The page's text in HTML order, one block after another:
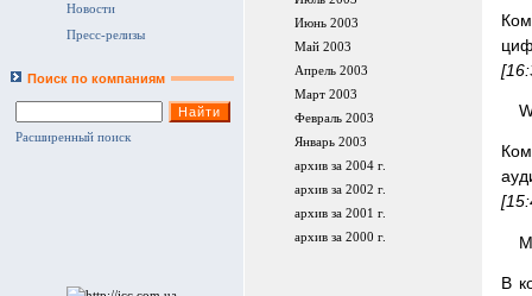
Новости
Пресс-релизы
Поиск по компаниям
Расширенный поиск
Июнь 2003
Май 2003
Апрель 2003
Март 2003
Февраль 2003
Январь 2003
архив за 2004 г.
архив за 2002 г.
архив за 2001 г.
архив за 2000 г.
В